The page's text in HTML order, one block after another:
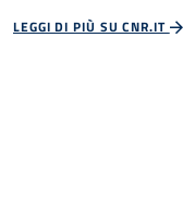
LEGGI DI PIÙ SU CNR.IT